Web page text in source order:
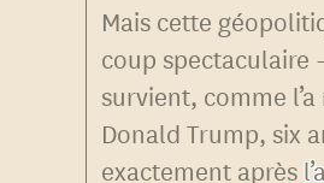
Mais cette
coup
survient, comme
Donald Trump, six
exactement après